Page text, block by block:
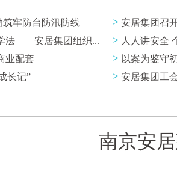
牢防台防汛防线 > 安居集团召
法——安居集团组织... > 人人讲安全
业配套 > 以案为鉴守
长记” > 安居集团工
南京安